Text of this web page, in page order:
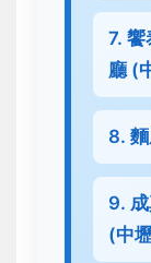
7.
廳 (
8.
9.
(中